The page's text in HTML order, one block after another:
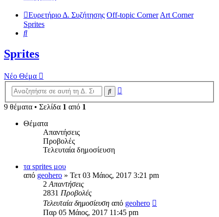
Ευρετήριο Δ. Συζήτησης Off-topic CornerArt Corner
Sprites
Αναζήτηση
Sprites
Νέο Θέμα
Αναζήτηση
9 θέματα • Σελίδα 1 από 1
Θέματα
Απαντήσεις
Προβολές
Τελευταία δημοσίευση
τα sprites μου
από geohero » Τετ 03 Μάιος, 2017 3:21 pm
2 Απαντήσεις
2831 Προβολές
Τελευταία δημοσίευση από geohero
Παρ 05 Μάιος, 2017 11:45 pm